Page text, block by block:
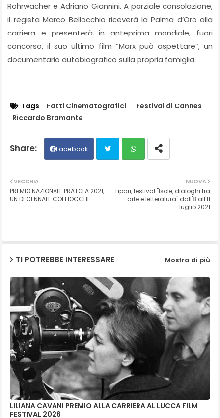
Rohrwacher e Adriano Giannini. A parziale consolazione,
il regista Marco Bellocchio riceverà la Palma d’Oro alla
carriera e presenterà in anteprima mondiale, fuori
concorso, il suo ultimo film “Marx può aspettare”, un
documentario autobiografico sulla propria famiglia.
Tags Fatti Cinematografici
Festival di Cannes
Riccardo Bramante
Facebook
ter ats
NUOVA
Lipari, festival "Isole, dialoghi tra
arte e letteratura" dall'8 all'11
luglio 2021
VECCHIA
PREMIO NAZIONALE PRATOLA 2021,
UN DECENNALE COI FIOCCHI
TI POTREBBE INTERESSARE Mostra di più
LILIANA CAVANI PREMIO ALLA CARRIERA AL LUCCA FILM
FESTIVAL 2026